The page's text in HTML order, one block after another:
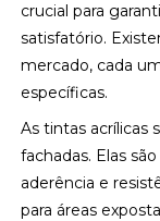
crucial para
satisfatório.
mercado, cada
específicas.
As tintas acrílicas
fachadas. Elas
aderência e
para áreas